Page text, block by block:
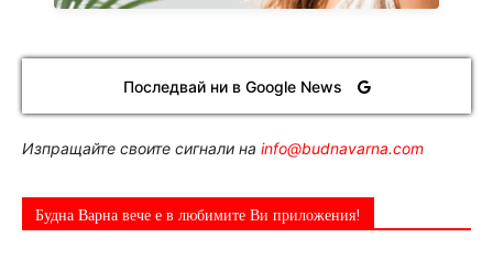
Последвай ни в Google News
Изпращайте своите сигнали на info@budnavarna.com
Будна Варна вече е в любимите Ви приложения!